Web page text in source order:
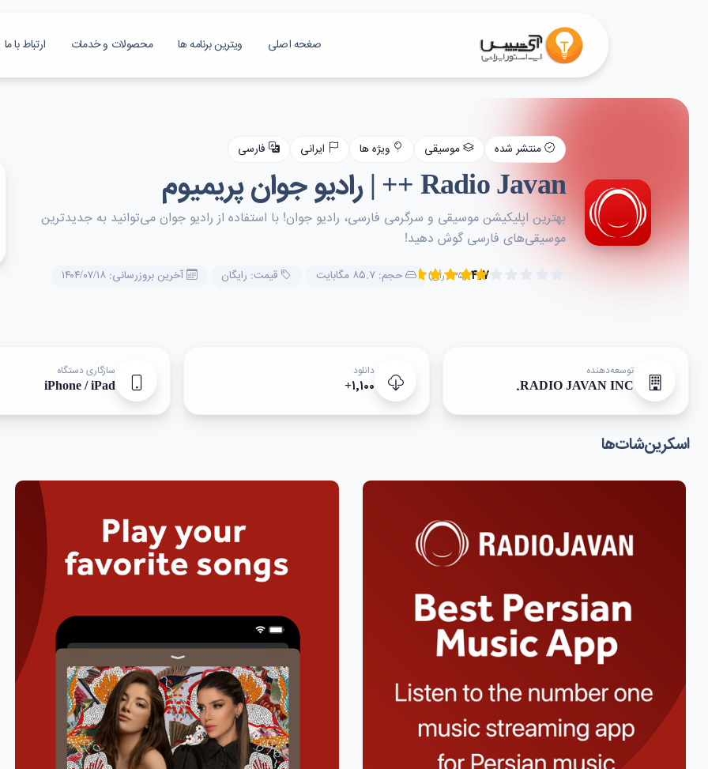
صغحه اصلی ویترین برنامه ها محصولات و خدمات ارتباط با ما
منتشر شده موسیقی ویژه ها ایرانی فارسی
Radio Javan ++ | رادیو جوان پریمیوم
بهترین اپلیکیشن موسیقی و سرگرمی فارسی، رادیو جوان! با استفاده از رادیو جوان می‌توانید به جدیدترین
موسیقی‌های فارسی گوش دهید!
۴.۷ (۲۳۵ رأی) حجم: ۸۵.۷ مگابایت قیمت: رایگان آخرین بروزرسانی: ۱۴۰۴/۰۷/۱۸
توسعه‌دهنده
RADIO JAVAN INC.
دانلود
۱٬۱۰۰+
سازگاری دستگاه
iPhone / iPad
اسکرین‌شات‌ها